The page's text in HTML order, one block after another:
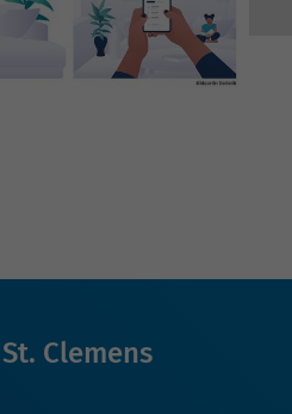
Clemens